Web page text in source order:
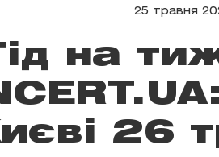
25 травня
на
26